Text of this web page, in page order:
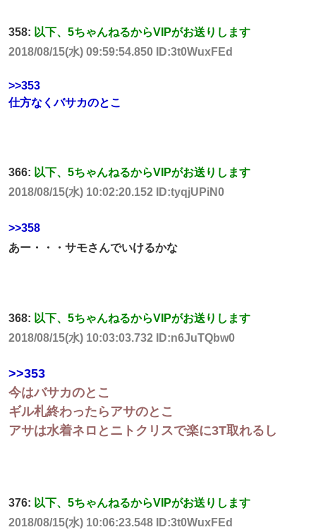
358: 以下、5ちゃんねるからVIPがお送りします
2018/08/15(水) 09:59:54.850 ID:3t0WuxFEd
>>353
仕方なくバサカのとこ
366: 以下、5ちゃんねるからVIPがお送りします
2018/08/15(水) 10:02:20.152 ID:tyqjUPiN0
>>358
あー・・・サモさんでいけるかな
368: 以下、5ちゃんねるからVIPがお送りします
2018/08/15(水) 10:03:03.732 ID:n6JuTQbw0
>>353
今はバサカのとこ
ギル札終わったらアサのとこ
アサは水着ネロとニトクリスで楽に3T取れるし
376: 以下、5ちゃんねるからVIPがお送りします
2018/08/15(水) 10:06:23.548 ID:3t0WuxFEd